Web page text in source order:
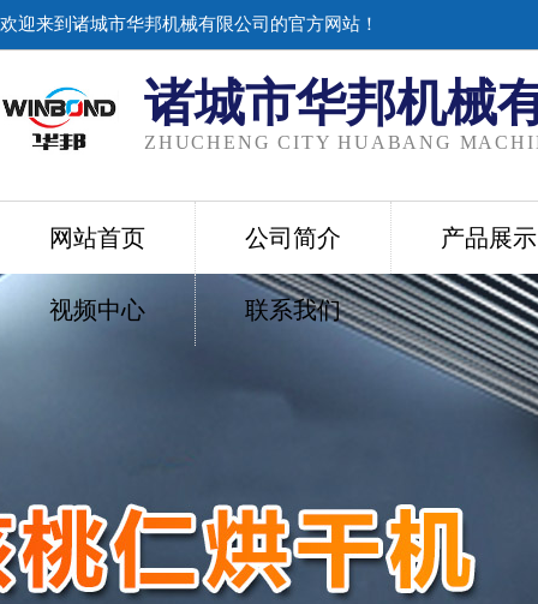
欢迎来到诸城市华邦机械有限公司的官方网站！
诸城市华邦机械
ZHUCHENG CITY HUABANG
网站首页 公司简介 产品展示
视频中心 联系我们